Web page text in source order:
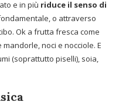
e in più riduce il senso di
o attraverso
Ok a frutta fresca come
noci e nocciole. E
(soprattutto piselli), soia,